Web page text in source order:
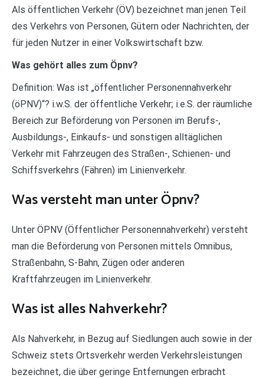
Als öffentlichen Verkehr (ÖV) bezeichnet man jenen Teil
des Verkehrs von Personen, Gütern oder Nachrichten, der
für jeden Nutzer in einer Volkswirtschaft bzw.
Was gehört alles zum Öpnv?
Definition: Was ist „öffentlicher Personennahverkehr
(öPNV)“? i.w.S. der öffentliche Verkehr; i.e.S. der räumliche
Bereich zur Beförderung von Personen im Berufs-,
Ausbildungs-, Einkaufs- und sonstigen alltäglichen
Verkehr mit Fahrzeugen des Straßen-, Schienen- und
Schiffsverkehrs (Fähren) im Linienverkehr.
Was versteht man unter Öpnv?
Unter ÖPNV (Öffentlicher Personennahverkehr) versteht
man die Beförderung von Personen mittels Omnibus,
Straßenbahn, S-Bahn, Zügen oder anderen
Kraftfahrzeugen im Linienverkehr.
Was ist alles Nahverkehr?
Als Nahverkehr, in Bezug auf Siedlungen auch sowie in der
Schweiz stets Ortsverkehr werden Verkehrsleistungen
bezeichnet, die über geringe Entfernungen erbracht